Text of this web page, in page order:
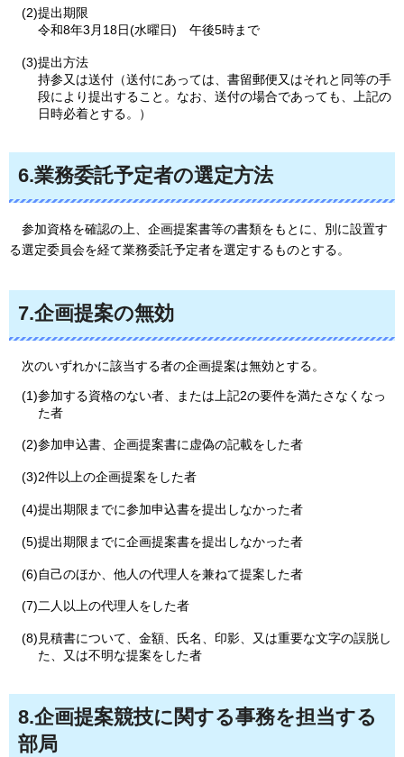
(2)提出期限
令和8年3月18日(水曜日)
午後5時まで
(3)提出方法
持参又は送付（送付にあっては、書留郵便又はそれと同等の手
段により提出すること。なお、送付の場合であっても、上記の
日時必着とする。）
6.業務委託予定者の選定方法
参加資格を確認の上、企画提案書等の書類をもとに、別に設置す
る選定委員会を経て業務委託予定者を選定するものとする。
7.企画提案の無効
次のいずれかに該当する者の企画提案は無効とする。
(1)参加する資格のない者、または上記2の要件を満たさなくなっ
た者
(2)参加申込書、企画提案書に虚偽の記載をした者
(3)2件以上の企画提案をした者
(4)提出期限までに参加申込書を提出しなかった者
(5)提出期限までに企画提案書を提出しなかった者
(6)自己のほか、他人の代理人を兼ねて提案した者
(7)二人以上の代理人をした者
(8)見積書について、金額、氏名、印影、又は重要な文字の誤脱し
た、又は不明な提案をした者
8.企画提案競技に関する事務を担当する
部局